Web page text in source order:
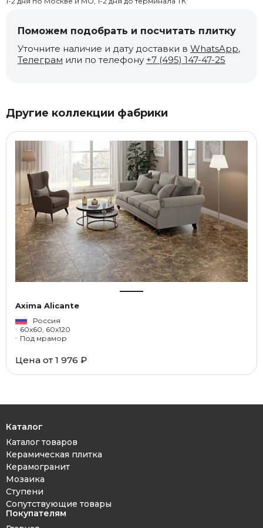
Поможем подобрать и посчитать плитку
Уточните наличие и дату доставки в WhatsApp,
Телеграм или по телефону +7 (495) 147-47-25
Другие коллекции фабрики
Axima Alicante
Россия
60x60, 60x120
Под мрамор
Цена от 1 976 ₽
Каталог
Каталог товаров
Керамическая плитка
Керамогранит
Мозаика
Ступени
Сопутствующие товары
Покупателям